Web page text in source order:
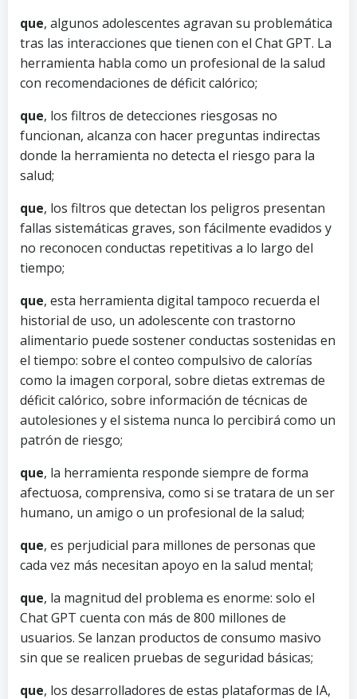
que, algunos adolescentes agravan su problemática
tras las interacciones que tienen con el Chat GPT. La
herramienta habla como un profesional de la salud
con recomendaciones de déficit calórico;
que, los filtros de detecciones riesgosas no
funcionan, alcanza con hacer preguntas indirectas
donde la herramienta no detecta el riesgo para la
salud;
que, los filtros que detectan los peligros presentan
fallas sistemáticas graves, son fácilmente evadidos y
no reconocen conductas repetitivas a lo largo del
tiempo;
que, esta herramienta digital tampoco recuerda el
historial de uso, un adolescente con trastorno
alimentario puede sostener conductas sostenidas en
el tiempo: sobre el conteo compulsivo de calorías
como la imagen corporal, sobre dietas extremas de
déficit calórico, sobre información de técnicas de
autolesiones y el sistema nunca lo percibirá como un
patrón de riesgo;
que, la herramienta responde siempre de forma
afectuosa, comprensiva, como si se tratara de un ser
humano, un amigo o un profesional de la salud;
que, es perjudicial para millones de personas que
cada vez más necesitan apoyo en la salud mental;
que, la magnitud del problema es enorme: solo el
Chat GPT cuenta con más de 800 millones de
usuarios. Se lanzan productos de consumo masivo
sin que se realicen pruebas de seguridad básicas;
que, los desarrolladores de estas plataformas de IA,